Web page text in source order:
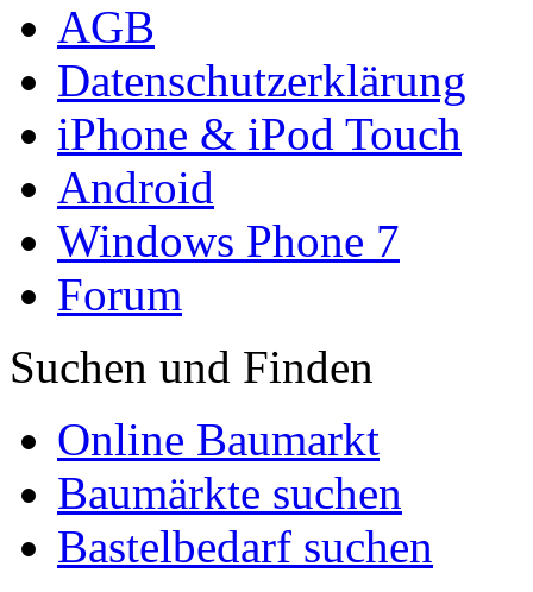
AGB
Datenschutzerklärung
iPhone & iPod Touch
Android
Windows Phone 7
Forum
Suchen und Finden
Online Baumarkt
Baumärkte suchen
Bastelbedarf suchen